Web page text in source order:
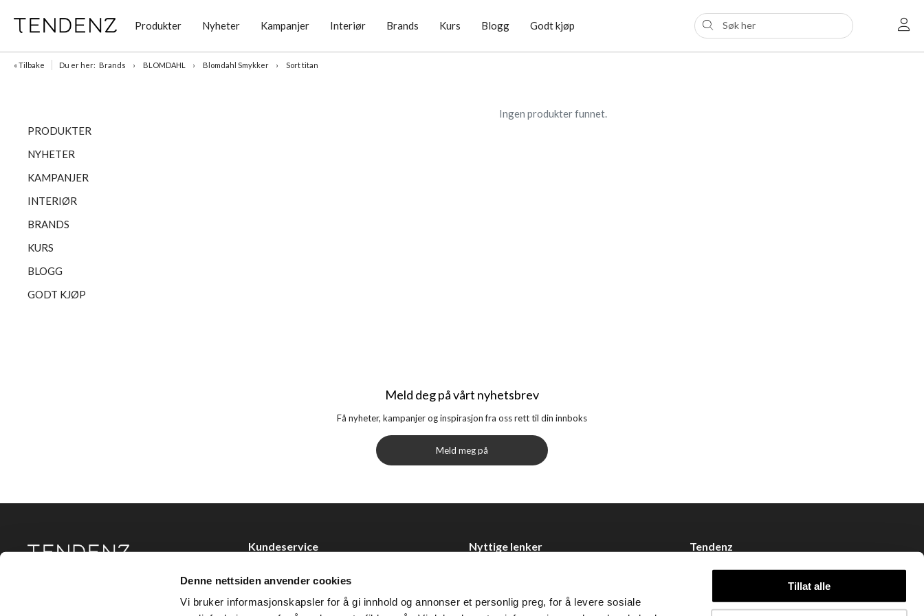
Denne nettsiden anvender cookies
Vi bruker informasjonskapsler for å gi innhold og annonser et personlig preg, for å levere sosiale
Tillat alle
Produkter Nyheter Kampanjer Interiør Brands Kurs Blogg Godt kjøp
« Tilbake Du er her: Brands BLOMDAHL Blomdahl Smykker Sort titan
PRODUKTER
NYHETER
KAMPANJER
INTERIØR
BRANDS
KURS
BLOGG
GODT KJØP
Ingen produkter funnet.
Meld deg på vårt nyhetsbrev
Få nyheter, kampanjer og inspirasjon fra oss rett til din innboks
Meld meg på
Tendenz Hårpleie AS er en solid totalleverandør av
eksklusive merker og profesjonelle produkter til
Kundeservice
Kjøpsvilkår
Personvern
Nyttige lenker
Åpenhetsloven
Tendenz
Handle hos oss